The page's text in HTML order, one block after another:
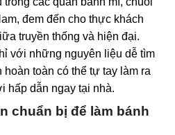
đem đến cho thực khách
truyền thống và hiện đại.
với những nguyên liệu dễ tìm
toàn có thể tự tay làm ra
hấp dẫn ngay tại nhà.
chuẩn bị để làm bánh